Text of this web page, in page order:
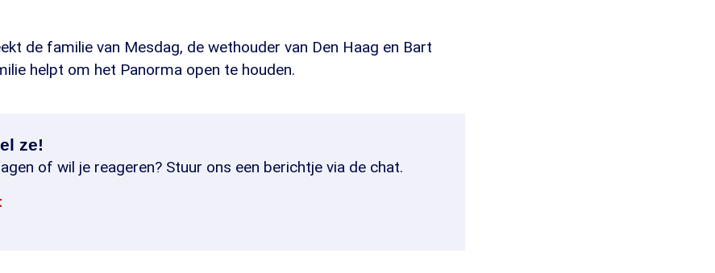
de familie van Mesdag, de wethouder van Den Haag en Bart
helpt om het Panorma open te houden.
ze!
of wil je reageren? Stuur ons een berichtje via de chat.